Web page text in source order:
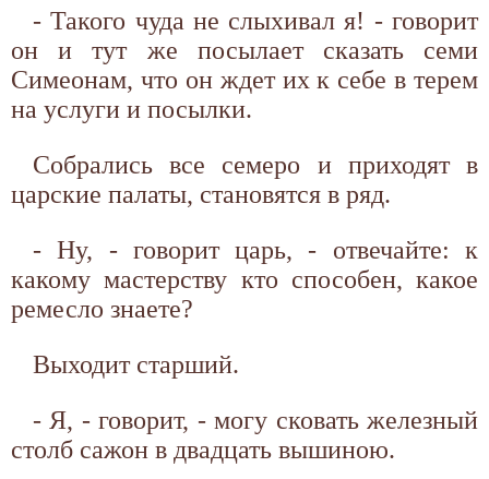
- Такого чуда не слыхивал я! - говорит
он и тут же посылает сказать семи
Симеонам, что он ждет их к себе в терем
на услуги и посылки.
Собрались все семеро и приходят в
царские палаты, становятся в ряд.
- Ну, - говорит царь, - отвечайте: к
какому мастерству кто способен, какое
ремесло знаете?
Выходит старший.
- Я, - говорит, - могу сковать железный
столб сажон в двадцать вышиною.